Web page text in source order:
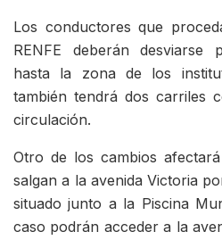
Los conductores que
RENFE deberán desviarse
hasta la zona de los
también tendrá dos carriles
circulación.
Otro de los cambios
salgan a la avenida Victoria
situado junto a la Piscina
caso podrán acceder a la